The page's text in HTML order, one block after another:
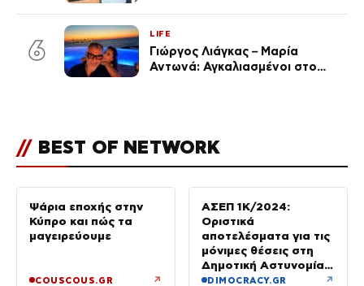
6
LIFE
Γιώργος Λιάγκας – Μαρία
Αντωνά: Αγκαλιασμένοι στο
// BEST OF NETWORK
Ψάρια εποχής στην
Κύπρο και πώς τα
μαγειρεύουμε
COUSCOUS.GR ↗
ΑΣΕΠ 1Κ/2024:
Οριστικά
αποτελέσματα για τις
μόνιμες θέσεις στη
Δημοτική Αστυνομία
(ΠΕ/ΤΕ)
DIMOCRACY.GR ↗